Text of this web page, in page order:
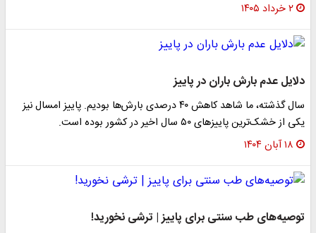
۲ خرداد ۱۴۰۵
دلایل عدم بارش باران در پاییز
سال گذشته، ما شاهد کاهش ۴۰ درصدی بارش‌ها بودیم. پاییز امسال نیز
یکی از خشک‌ترین پاییزهای ۵۰ سال اخیر در کشور بوده است.
۱۸ آبان ۱۴۰۴
توصیه‌های طب سنتی برای پاییز | ترشی نخورید!